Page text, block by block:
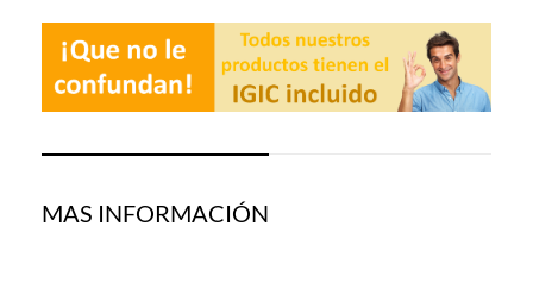
MAS INFORMACIÓN